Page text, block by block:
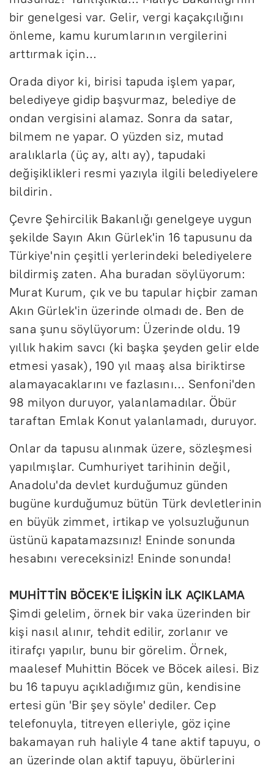
bir genelgesi var. Gelir, vergi kaçakçılığını
önleme, kamu kurumlarının vergilerini
arttırmak için...
Orada diyor ki, birisi tapuda işlem yapar,
belediyeye gidip başvurmaz, belediye de
ondan vergisini alamaz. Sonra da satar,
bilmem ne yapar. O yüzden siz, mutad
aralıklarla (üç ay, altı ay), tapudaki
değişiklikleri resmi yazıyla ilgili belediyelere
bildirin.
Çevre Şehircilik Bakanlığı genelgeye uygun
şekilde Sayın Akın Gürlek'in 16 tapusunu da
Türkiye'nin çeşitli yerlerindeki belediyelere
bildirmiş zaten. Aha buradan söylüyorum:
Murat Kurum, çık ve bu tapular hiçbir zaman
Akın Gürlek'in üzerinde olmadı de. Ben de
sana şunu söylüyorum: Üzerinde oldu. 19
yıllık hakim savcı (ki başka şeyden gelir elde
etmesi yasak), 190 yıl maaş alsa biriktirse
alamayacaklarını ve fazlasını... Senfoni'den
98 milyon duruyor, yalanlamadılar. Öbür
taraftan Emlak Konut yalanlamadı, duruyor.
Onlar da tapusu alınmak üzere, sözleşmesi
yapılmışlar. Cumhuriyet tarihinin değil,
Anadolu'da devlet kurduğumuz günden
bugüne kurduğumuz bütün Türk devletlerinin
en büyük zimmet, irtikap ve yolsuzluğunun
üstünü kapatamazsınız! Eninde sonunda
hesabını vereceksiniz! Eninde sonunda!
MUHİTTİN BÖCEK'E İLİŞKİN İLK AÇIKLAMA
Şimdi gelelim, örnek bir vaka üzerinden bir
kişi nasıl alınır, tehdit edilir, zorlanır ve
itirafçı yapılır, bunu bir görelim. Örnek,
maalesef Muhittin Böcek ve Böcek ailesi. Biz
bu 16 tapuyu açıkladığımız gün, kendisine
ertesi gün 'Bir şey söyle' dediler. Cep
telefonuyla, titreyen elleriyle, göz içine
bakamayan ruh haliyle 4 tane aktif tapuyu, o
an üzerinde olan aktif tapuyu, öbürlerini